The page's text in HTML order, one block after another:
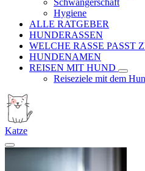
Schwangerschaft
Hygiene
ALLE RATGEBER
HUNDERASSEN
WELCHE RASSE PASST
HUNDENAMEN
REISEN MIT HUND
Reiseziele mit dem
Katze